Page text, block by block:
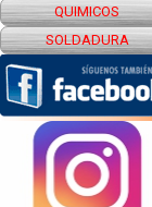
QUIMICOS
SOLDADURA